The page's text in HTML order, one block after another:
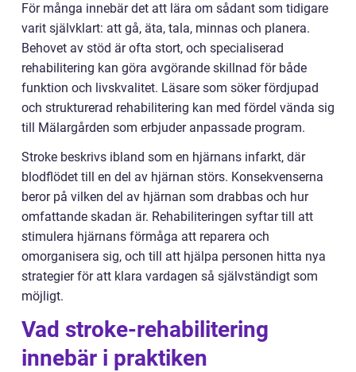
För många innebär det att lära om sådant som tidigare
varit självklart: att gå, äta, tala, minnas och planera.
Behovet av stöd är ofta stort, och specialiserad
rehabilitering kan göra avgörande skillnad för både
funktion och livskvalitet. Läsare som söker fördjupad
och strukturerad rehabilitering kan med fördel vända sig
till Mälargården som erbjuder anpassade program.
Stroke beskrivs ibland som en hjärnans infarkt, där
blodflödet till en del av hjärnan störs. Konsekvenserna
beror på vilken del av hjärnan som drabbas och hur
omfattande skadan är. Rehabiliteringen syftar till att
stimulera hjärnans förmåga att reparera och
omorganisera sig, och till att hjälpa personen hitta nya
strategier för att klara vardagen så självständigt som
möjligt.
Vad stroke-rehabilitering
innebär i praktiken